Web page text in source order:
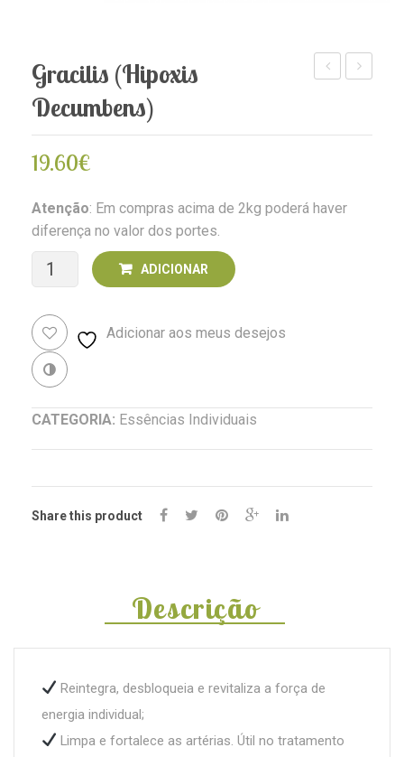
Gracilis (Hipoxis
Decumbens)
19.60€
Atenção: Em compras acima de 2kg poderá haver
diferença no valor dos portes.
Quantidade
Gracilis
(Hipoxis
decumbens)
ADICIONAR
Adicionar aos meus desejos
CATEGORIA: Essências Individuais
Share this product
Descrição
Reintegra, desbloqueia e revitaliza a força de
energia individual;
Limpa e fortalece as artérias. Útil no tratamento